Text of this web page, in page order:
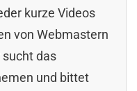
kurze Videos
von Webmastern
das
und bittet